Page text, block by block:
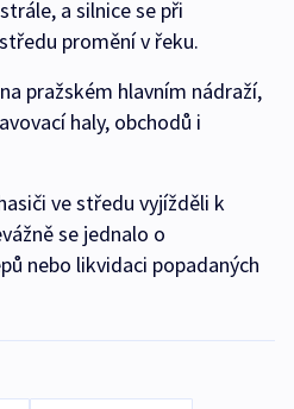
a silnice se při
promění v řeku.
pražském hlavním nádraží,
haly, obchodů i
ve středu vyjížděli k
se jednalo o
nebo likvidaci popadaných